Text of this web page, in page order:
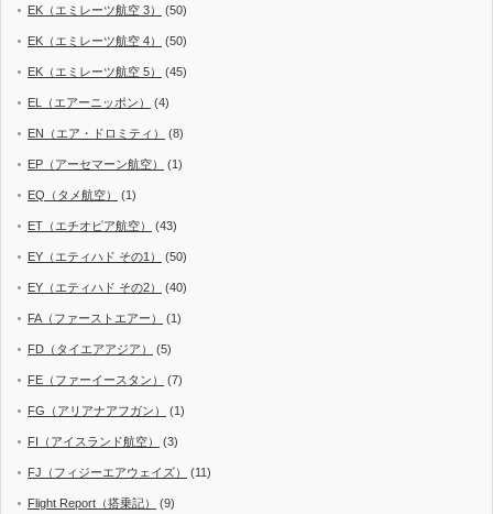
EK（エミレーツ航空 3） (50)
EK（エミレーツ航空 4） (50)
EK（エミレーツ航空 5） (45)
EL（エアーニッポン） (4)
EN（エア・ドロミティ） (8)
EP（アーセマーン航空） (1)
EQ（タメ航空） (1)
ET（エチオピア航空） (43)
EY（エティハド その1） (50)
EY（エティハド その2） (40)
FA（ファーストエアー） (1)
FD（タイエアアジア） (5)
FE（ファーイースタン） (7)
FG（アリアナアフガン） (1)
FI（アイスランド航空） (3)
FJ（フィジーエアウェイズ） (11)
Flight Report（搭乗記） (9)